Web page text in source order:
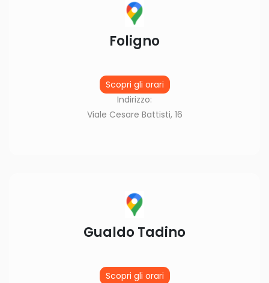
Foligno
Scopri gli orari
Indirizzo:
Viale Cesare Battisti, 16
Gualdo Tadino
Scopri gli orari